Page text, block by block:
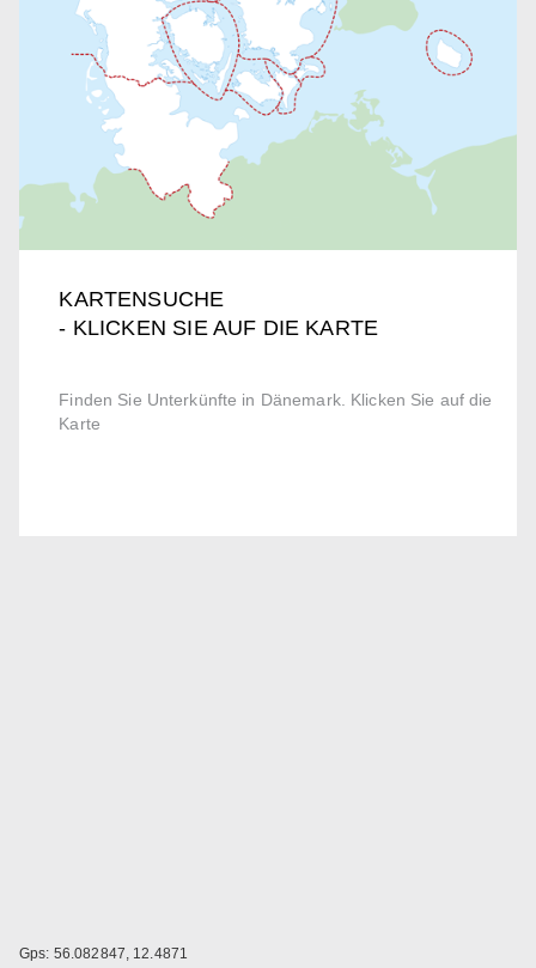
KARTENSUCHE
- KLICKEN SIE AUF DIE KARTE
Finden Sie Unterkünfte in Dänemark. Klicken Sie auf die
Karte
Gps: 56.082847, 12.4871